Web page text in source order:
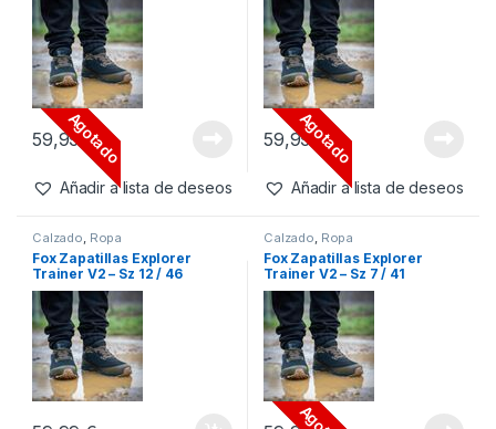
Agotado
59,99€
Añadir a lista de deseos
Agotado
59,99€
Añadir a lista de deseos
Calzado, Ropa
Fox Zapatillas Explorer
Trainer V2 – Sz 12 / 46
Calzado, Ropa
Fox Zapatillas Explorer
Trainer V2 – Sz 7 / 41